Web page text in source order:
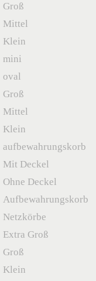
Groß
Mittel
Klein
mini
oval
Groß
Mittel
Klein
aufbewahrungskorb
Mit Deckel
Ohne Deckel
Aufbewahrungskorb
Netzkörbe
Extra Groß
Groß
Klein